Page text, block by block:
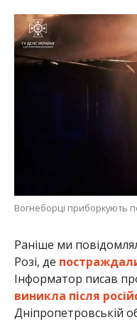
Вогнеборці приборкують
Раніше ми
Розі, де
Інформатор писав
виникла після
Дніпропетровській